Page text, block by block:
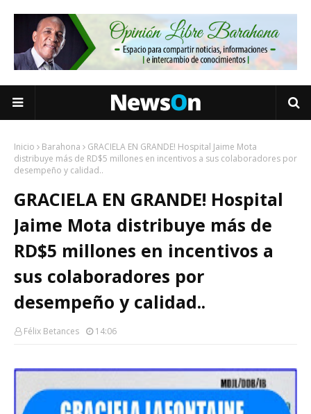
Inicio Barahona
GRACIELA EN GRANDE! Hospital Jaime Mota
distribuye más de RD$5 millones en incentivos a sus colaboradores por
desempeño y calidad..
GRACIELA EN GRANDE! Hospital
Jaime Mota distribuye más de
RD$5 millones en incentivos a
sus colaboradores por
desempeño y calidad..
Félix Betances 14:06